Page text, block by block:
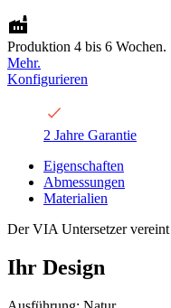
Produktion 4 bis 6 Wochen.
Mehr.
Konfigurieren
2 Jahre Garantie
Eigenschaften
Abmessungen
Materialien
Der VIA Untersetzer
Ihr Design